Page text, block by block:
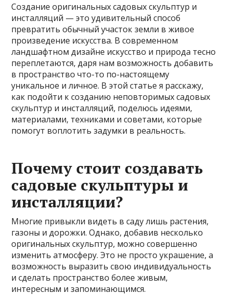
Создание оригинальных садовых скульптур и
инсталляций — это удивительный способ
превратить обычный участок земли в живое
произведение искусства. В современном
ландшафтном дизайне искусство и природа тесно
переплетаются, даря нам возможность добавить
в пространство что-то по-настоящему
уникальное и личное. В этой статье я расскажу,
как подойти к созданию неповторимых садовых
скульптур и инсталляций, поделюсь идеями,
материалами, техниками и советами, которые
помогут воплотить задумки в реальность.
Почему стоит создавать
садовые скульптуры и
инсталляции?
Многие привыкли видеть в саду лишь растения,
газоны и дорожки. Однако, добавив несколько
оригинальных скульптур, можно совершенно
изменить атмосферу. Это не просто украшение, а
возможность выразить свою индивидуальность
и сделать пространство более живым,
интересным и запоминающимся.